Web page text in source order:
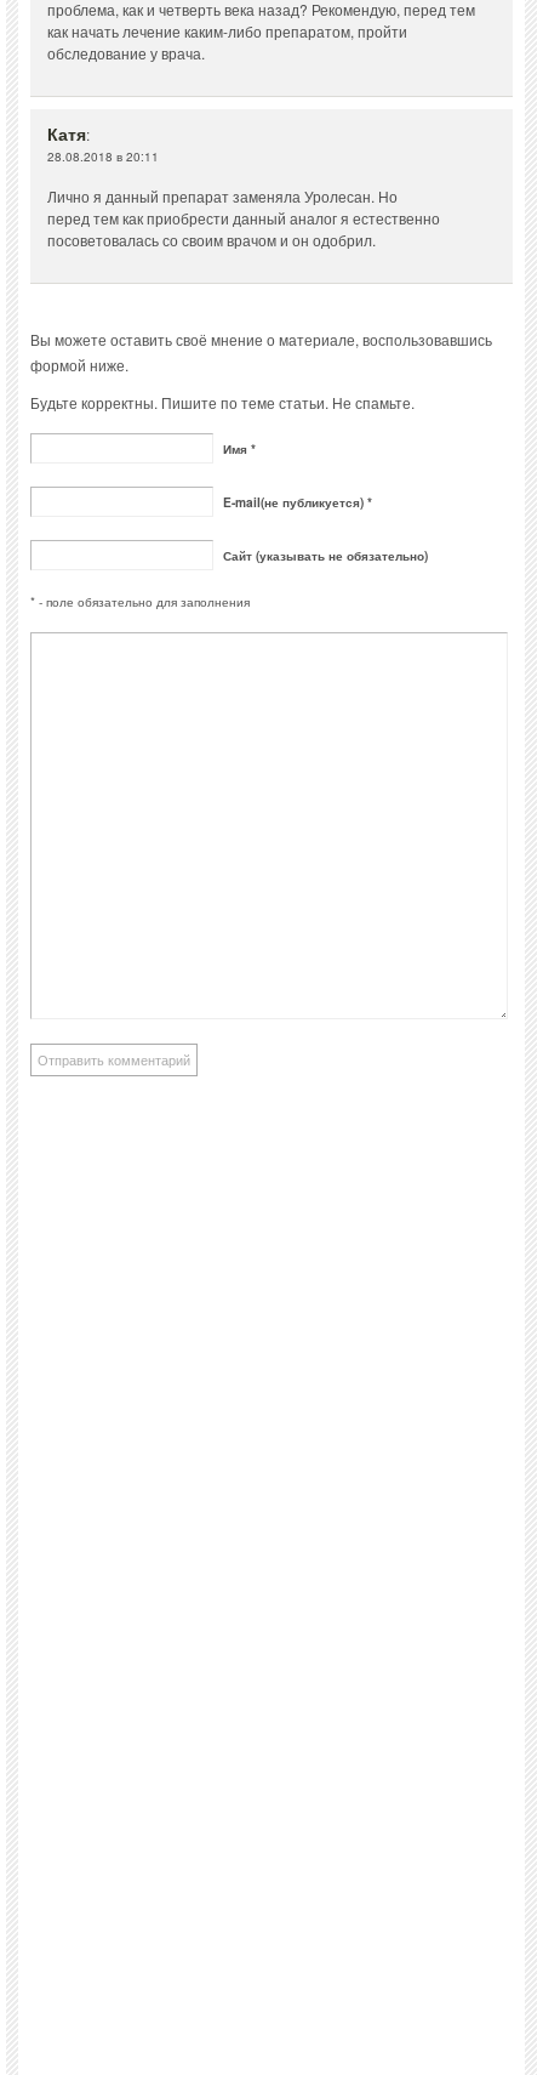
проблема, как и четверть века назад? Рекомендую, перед тем
как начать лечение каким-либо препаратом, пройти
обследование у врача.
Катя:
28.08.2018 в 20:11
Лично я данный препарат заменяла Уролесан. Но
перед тем как приобрести данный аналог я естественно
посоветовалась со своим врачом и он одобрил.
Вы можете оставить своё мнение о материале, воспользовавшись
формой ниже.
Будьте корректны. Пишите по теме статьи. Не спамьте.
Имя *
E-mail(не публикуется) *
Сайт (указывать не обязательно)
* - поле обязательно для заполнения